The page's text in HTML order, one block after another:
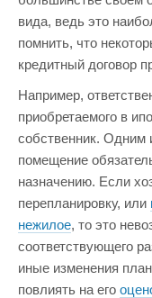
вида, ведь это
помнить, что
кредитный договор
Например,
приобретаемого в
собственник. Одним
помещение
назначению. Если
перепланировку, или
нежилое, то это
соответствующего
иные изменения
повлиять на его